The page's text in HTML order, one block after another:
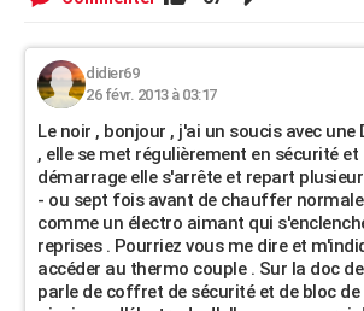
didier69
26 févr. 2013 à 03:17
Le noir , bonjour , j'ai un soucis avec une
, elle se met régulièrement en sécurité
démarrage elle s'arrête et repart
- ou sept fois avant de chauffer
comme un électro aimant qui
reprises . Pourriez vous me dire et
accéder au thermo couple . Sur la doc
parle de coffret de sécurité et de bloc